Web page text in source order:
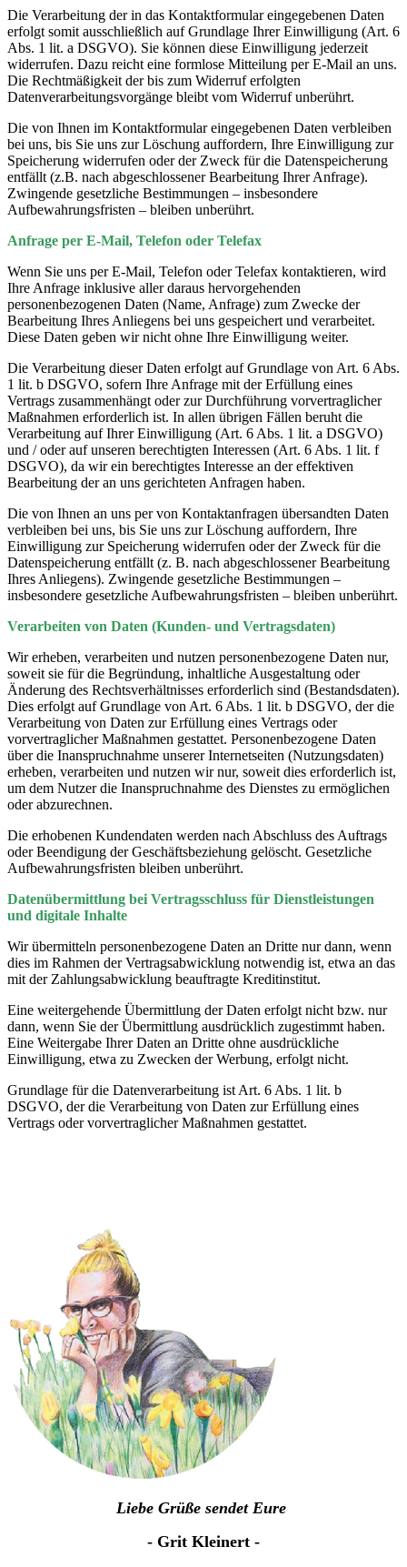
Die Verarbeitung der in das Kontaktformular eingegebenen Daten
erfolgt somit ausschließlich auf Grundlage Ihrer Einwilligung (Art. 6
Abs. 1 lit. a DSGVO). Sie können diese Einwilligung jederzeit
widerrufen. Dazu reicht eine formlose Mitteilung per E-Mail an uns.
Die Rechtmäßigkeit der bis zum Widerruf erfolgten
Datenverarbeitungsvorgänge bleibt vom Widerruf unberührt.
Die von Ihnen im Kontaktformular eingegebenen Daten verbleiben
bei uns, bis Sie uns zur Löschung auffordern, Ihre Einwilligung zur
Speicherung widerrufen oder der Zweck für die Datenspeicherung
entfällt (z.B. nach abgeschlossener Bearbeitung Ihrer Anfrage).
Zwingende gesetzliche Bestimmungen – insbesondere
Aufbewahrungsfristen – bleiben unberührt.
Anfrage per E-Mail, Telefon oder Telefax
Wenn Sie uns per E-Mail, Telefon oder Telefax kontaktieren, wird
Ihre Anfrage inklusive aller daraus hervorgehenden
personenbezogenen Daten (Name, Anfrage) zum Zwecke der
Bearbeitung Ihres Anliegens bei uns gespeichert und verarbeitet.
Diese Daten geben wir nicht ohne Ihre Einwilligung weiter.
Die Verarbeitung dieser Daten erfolgt auf Grundlage von Art. 6 Abs.
1 lit. b DSGVO, sofern Ihre Anfrage mit der Erfüllung eines
Vertrags zusammenhängt oder zur Durchführung vorvertraglicher
Maßnahmen erforderlich ist. In allen übrigen Fällen beruht die
Verarbeitung auf Ihrer Einwilligung (Art. 6 Abs. 1 lit. a DSGVO)
und / oder auf unseren berechtigten Interessen (Art. 6 Abs. 1 lit. f
DSGVO), da wir ein berechtigtes Interesse an der effektiven
Bearbeitung der an uns gerichteten Anfragen haben.
Die von Ihnen an uns per von Kontaktanfragen übersandten Daten
verbleiben bei uns, bis Sie uns zur Löschung auffordern, Ihre
Einwilligung zur Speicherung widerrufen oder der Zweck für die
Datenspeicherung entfällt (z. B. nach abgeschlossener Bearbeitung
Ihres Anliegens). Zwingende gesetzliche Bestimmungen –
insbesondere gesetzliche Aufbewahrungsfristen – bleiben unberührt.
Verarbeiten von Daten (Kunden- und Vertragsdaten)
Wir erheben, verarbeiten und nutzen personenbezogene Daten nur,
soweit sie für die Begründung, inhaltliche Ausgestaltung oder
Änderung des Rechtsverhältnisses erforderlich sind (Bestandsdaten).
Dies erfolgt auf Grundlage von Art. 6 Abs. 1 lit. b DSGVO, der die
Verarbeitung von Daten zur Erfüllung eines Vertrags oder
vorvertraglicher Maßnahmen gestattet. Personenbezogene Daten
über die Inanspruchnahme unserer Internetseiten (Nutzungsdaten)
erheben, verarbeiten und nutzen wir nur, soweit dies erforderlich ist,
um dem Nutzer die Inanspruchnahme des Dienstes zu ermöglichen
oder abzurechnen.
Die erhobenen Kundendaten werden nach Abschluss des Auftrags
oder Beendigung der Geschäftsbeziehung gelöscht. Gesetzliche
Aufbewahrungsfristen bleiben unberührt.
Datenübermittlung bei Vertragsschluss für Dienstleistungen
und digitale Inhalte
Wir übermitteln personenbezogene Daten an Dritte nur dann, wenn
dies im Rahmen der Vertragsabwicklung notwendig ist, etwa an das
mit der Zahlungsabwicklung beauftragte Kreditinstitut.
Eine weitergehende Übermittlung der Daten erfolgt nicht bzw. nur
dann, wenn Sie der Übermittlung ausdrücklich zugestimmt haben.
Eine Weitergabe Ihrer Daten an Dritte ohne ausdrückliche
Einwilligung, etwa zu Zwecken der Werbung, erfolgt nicht.
Grundlage für die Datenverarbeitung ist Art. 6 Abs. 1 lit. b
DSGVO, der die Verarbeitung von Daten zur Erfüllung eines
Vertrags oder vorvertraglicher Maßnahmen gestattet.
Liebe Grüße sendet Eure
- Grit Kleinert -